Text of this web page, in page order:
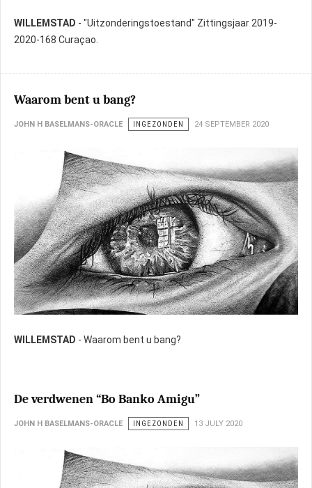
WILLEMSTAD - "Uitzonderingstoestand" Zittingsjaar 2019-
2020-168 Curaçao.
Waarom bent u bang?
JOHN H BASELMANS-ORACLE INGEZONDEN 24 SEPTEMBER 2020
WILLEMSTAD - Waarom bent u bang?
De verdwenen “Bo Banko Amigu”
JOHN H BASELMANS-ORACLE INGEZONDEN 13 JULY 2020